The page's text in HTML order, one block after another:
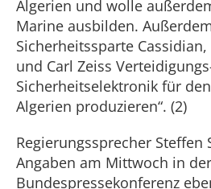
Algerien und wolle
Marine ausbilden.
Sicherheitssparte
und Carl Zeiss
Sicherheitselektronik für
Algerien produzieren“. (2)
Regierungssprecher
Angaben am Mittwoch in der
Bundespressekonferenz